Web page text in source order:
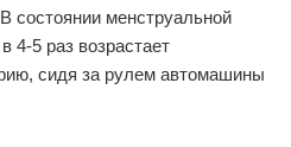
состоянии менструальной
4-5 раз возрастает
сидя за рулем автомашины